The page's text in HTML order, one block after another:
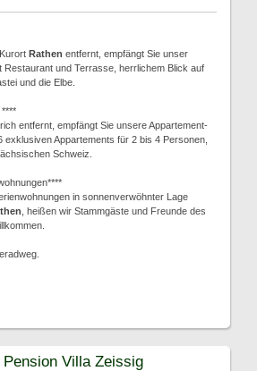
Rathen entfernt, empfängt Sie unser
Restaurant und Terrasse, herrlichem Blick auf
und die Elbe.
entfernt, empfängt Sie unsere Appartement-
exklusiven Appartements für 2 bis 4 Personen,
Schweiz.
in sonnenverwöhnter Lage
, heißen wir Stammgäste und Freunde des
Villa Zeissig